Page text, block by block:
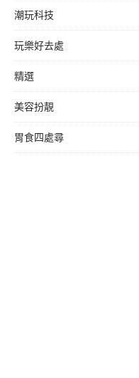
潮玩科技
玩樂好去處
精選
美容扮靚
胃食四處尋